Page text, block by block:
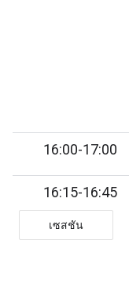
16:00-17:00
16:15-16:45
เซสชัน